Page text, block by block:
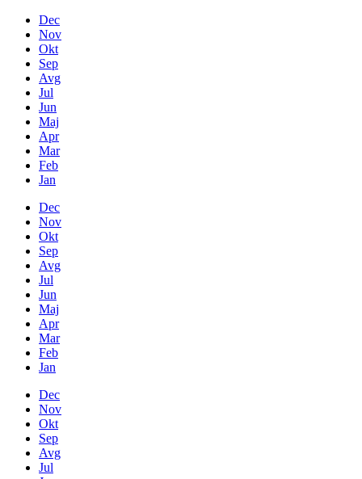
Dec
Nov
Okt
Sep
Avg
Jul
Jun
Maj
Apr
Mar
Feb
Jan
Dec
Nov
Okt
Sep
Avg
Jul
Jun
Maj
Apr
Mar
Feb
Jan
Dec
Nov
Okt
Sep
Avg
Jul